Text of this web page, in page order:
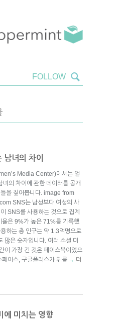
녀의 차이
Media Center)에서는 얼
녀의 차이에 관한 데이터를 공개
을 짚어봅니다. image from
SNS는 남성보다 여성의 사
SNS를 사용하는 것으로 집계
율은 9%가 높은 71%를 기록했
하는 총 인구는 약 1.3억명으로
많은 숫자입니다. 여러 소셜 미
이 가장 긴 것은 페이스북이었으
이스, 구글플러스가 뒤를 → 더
에 미치는 영향